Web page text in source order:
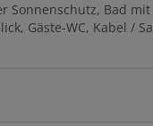
Sonnenschutz Bad mit
Gäste-WC Kabel /